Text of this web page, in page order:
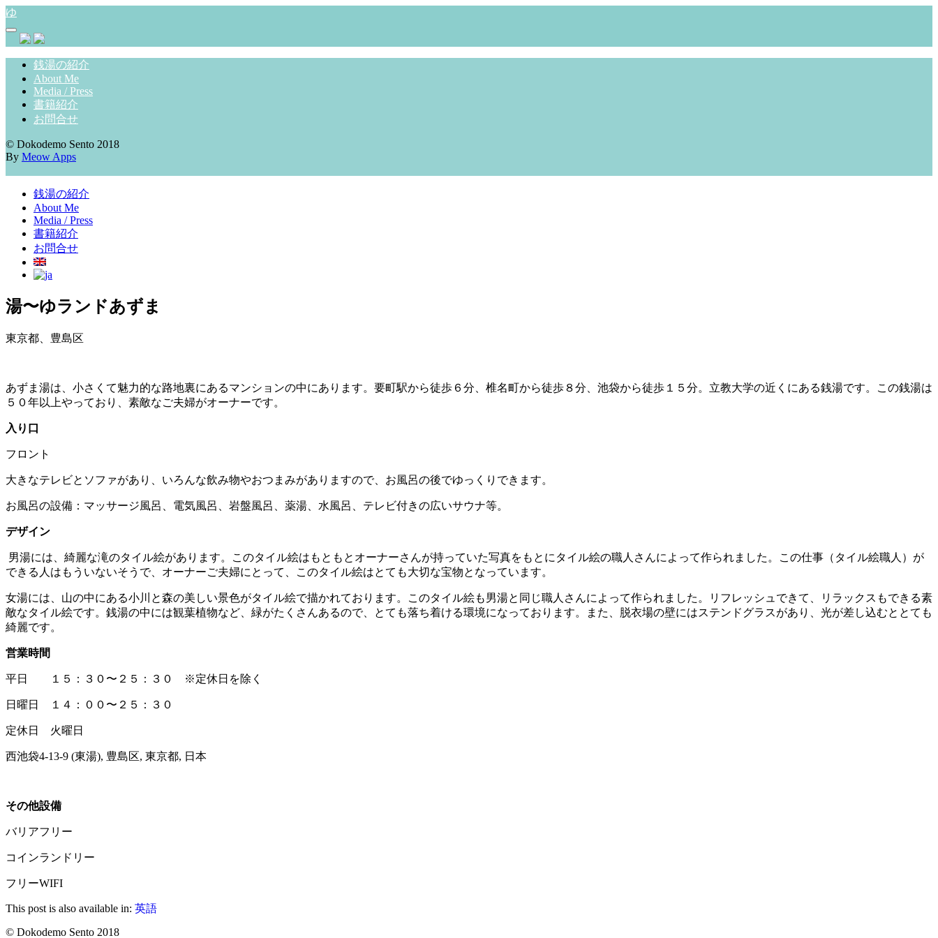
Skip
content
ゆ
銭湯の紹介
About Me
Media / Press
書籍紹介
お問合せ
© Dokodemo Sento 2018
By Meow Apps
銭湯の紹介
About Me
Media / Press
書籍紹介
お問合せ
湯〜ゆランドあずま
東京都、豊島区
あずま湯は、小さくて魅力的な路地裏にあるマンションの中にあります。要町駅から徒歩６分、椎名町から徒歩８分、池袋から徒歩１５分。立教大学の近くにある銭湯です。この銭湯は
５０年以上やっており、素敵なご夫婦がオーナーです。
入り口
フロント
大きなテレビとソファがあり、いろんな飲み物やおつまみがありますので、お風呂の後でゆっくりできます。
お風呂の設備：マッサージ風呂、電気風呂、岩盤風呂、薬湯、水風呂、テレビ付きの広いサウナ等。
デザイン
男湯には、綺麗な滝のタイル絵があります。このタイル絵はもともとオーナーさんが持っていた写真をもとにタイル絵の職人さんによって作られました。この仕事（タイル絵職人）が
できる人はもういないそうで、オーナーご夫婦にとって、このタイル絵はとても大切な宝物となっています。
女湯には、山の中にある小川と森の美しい景色がタイル絵で描かれております。このタイル絵も男湯と同じ職人さんによって作られました。リフレッシュできて、リラックスもできる素
敵なタイル絵です。銭湯の中には観葉植物など、緑がたくさんあるので、とても落ち着ける環境になっております。また、脱衣場の壁にはステンドグラスがあり、光が差し込むととても
綺麗です。
営業時間
平日 １５：３０〜２５：３０ ※定休日を除く
日曜日 １４：００〜２５：３０
定休日 火曜日
西池袋4-13-9 (東湯), 豊島区, 東京都, 日本
その他設備
バリアフリー
コインランドリー
フリーWIFI
This post is also available in: 英語
© Dokodemo Sento 2018